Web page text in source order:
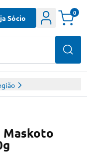
Sócio
0
Maskoto